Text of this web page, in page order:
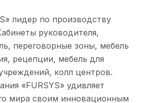
лидер по производству
руководителя,
переговорные зоны, мебель
рецепции, мебель для
колл центров.
«FURSYS» удивляет
мира своим инновационным